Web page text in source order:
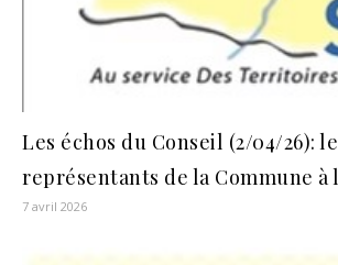
Les échos du Conseil (2/04/26):
représentants de la Commune à
7 avril 2026